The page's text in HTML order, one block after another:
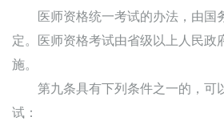
医师资格统一考试的办法，由国
定。医师资格考试由省级以上人民政
施。
第九条具有下列条件之一的，可
试：